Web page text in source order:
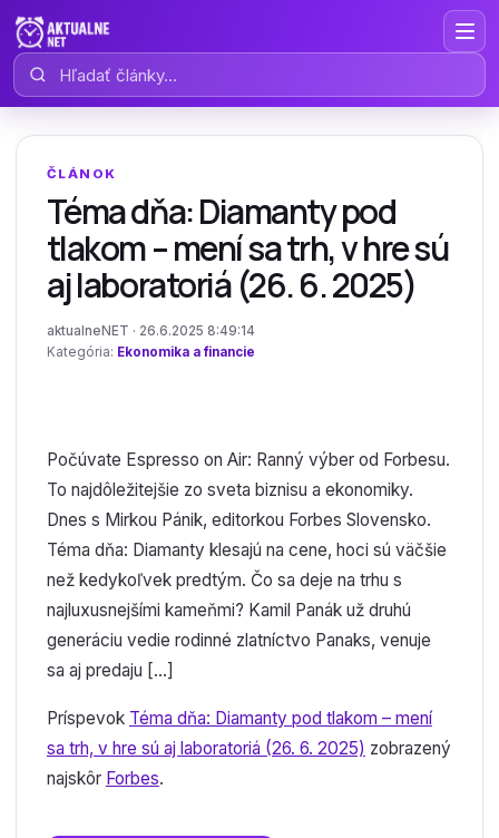
Hľadať články
ČLÁNOK
Téma dňa: Diamanty pod
tlakom – mení sa trh, v hre sú
aj laboratoriá (26. 6. 2025)
aktualneNET · 26.6.2025 8:49:14
Kategória: Ekonomika a financie
Počúvate Espresso on Air: Ranný výber od Forbesu.
To najdôležitejšie zo sveta biznisu a ekonomiky.
Dnes s Mirkou Pánik, editorkou Forbes Slovensko.
Téma dňa: Diamanty klesajú na cene, hoci sú väčšie
než kedykoľvek predtým. Čo sa deje na trhu s
najluxusnejšími kameňmi? Kamil Panák už druhú
generáciu vedie rodinné zlatníctvo Panaks, venuje
sa aj predaju […]
Príspevok Téma dňa: Diamanty pod tlakom – mení
sa trh, v hre sú aj laboratoriá (26. 6. 2025) zobrazený
najskôr Forbes.